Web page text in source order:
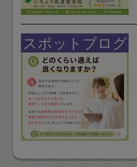
スポットブログ